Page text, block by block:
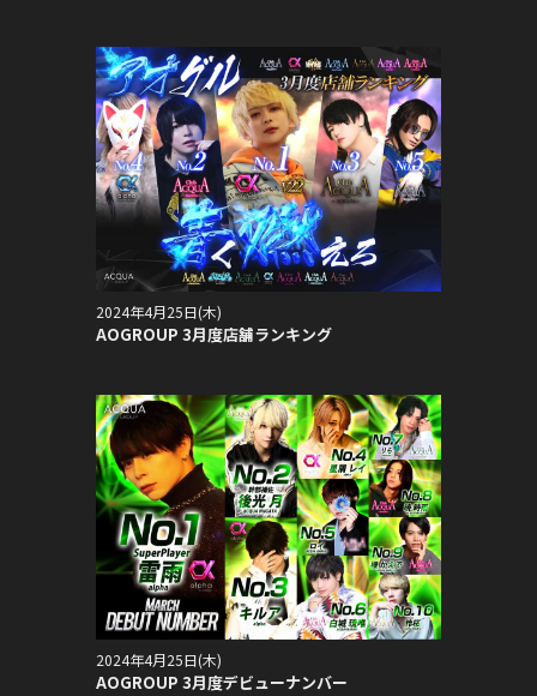
2024年4月25日(木)
AOGROUP 3月度店舗ランキング
2024年4月25日(木)
AOGROUP 3月度デビューナンバー